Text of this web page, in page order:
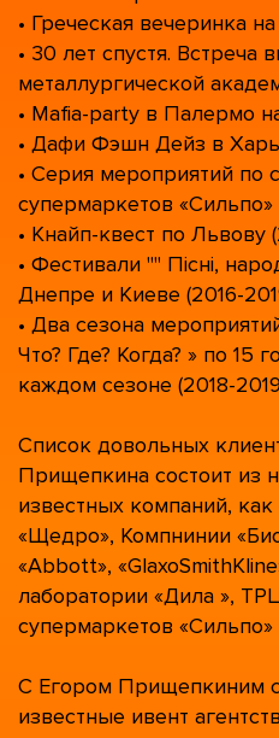
• Греческая вечеринка
• 30 лет спустя. Встреча
металлургической
• Mafia-party в Палермо
• Дафи Фэшн Дейз в
• Серия мероприятий по
супермаркетов «Сильпо»
• Кнайп-квест по Львову
• Фестивали "" Пісні,
Днепре и Киеве (2016-
• Два сезона
Что? Где? Когда? » по 15
каждом сезоне (2018-
Список довольных
Прищепкина состоит из
известных компаний,
«Щедро», Компнинии
«Abbott»,
лаборатории «Дила »,
супермаркетов «Сильпо»
С Егором Прищепкиним
известные ивент